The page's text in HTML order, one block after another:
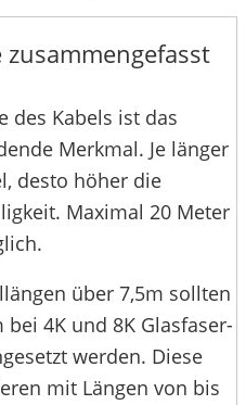
zusammengefasst
des Kabels ist das
Merkmal. Je länger
desto höher die
Maximal 20 Meter
über 7,5m sollten
bei 4K und 8K Glasfaser-
werden. Diese
mit Längen von bis